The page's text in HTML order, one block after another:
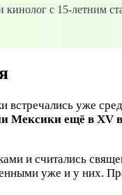
кинолог с 15-летним
встречались уже
Мексики ещё в XV
и считались
уже и у них.